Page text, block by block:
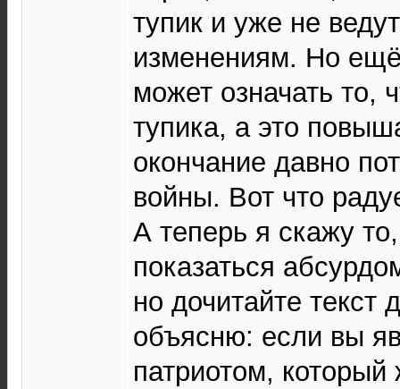
тупик и уже не
изменениям. Но
может означать то,
тупика, а это
окончание давно
войны. Вот что
А теперь я скажу
показаться
но дочитайте текст
объясню: если вы
патриотом, который